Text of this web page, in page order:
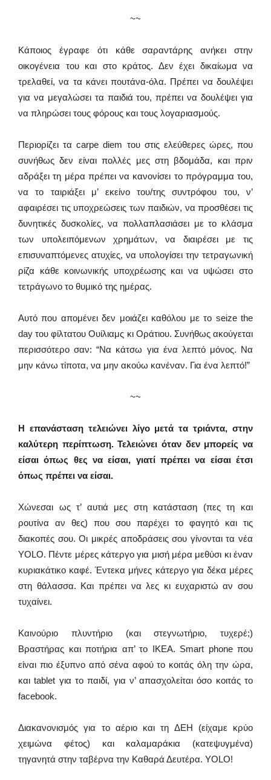
~~
Κάποιος έγραφε ότι κάθε σαραντάρης ανήκει στην
οικογένεια του και στο κράτος. Δεν έχει δικαίωμα να
τρελαθεί, να τα κάνει πουτάνα-όλα. Πρέπει να δουλέψει
για να μεγαλώσει τα παιδιά του, πρέπει να δουλέψει για
να πληρώσει τους φόρους και τους λογαριασμούς.
Περιορίζει τα carpe diem του στις ελεύθερες ώρες, που
συνήθως δεν είναι πολλές μες στη βδομάδα, και πριν
αδράξει τη μέρα πρέπει να κανονίσει το πρόγραμμα του,
να το ταιριάξει μ’ εκείνο του/της συντρόφου του, ν’
αφαιρέσει τις υποχρεώσεις των παιδιών, να προσθέσει τις
δυνητικές δυσκολίες, να πολλαπλασιάσει με το κλάσμα
των υπολειπόμενων χρημάτων, να διαιρέσει με τις
επισυναπτόμενες ατυχίες, να υπολογίσει την τετραγωνική
ρίζα κάθε κοινωνικής υποχρέωσης και να υψώσει στο
τετράγωνο το θυμικό της ημέρας.
Αυτό που απομένει δεν μοιάζει καθόλου με το seize the
day του φίλτατου Ουίλιαμς κι Οράτιου. Συνήθως ακούγεται
περισσότερο σαν: “Να κάτσω για ένα λεπτό μόνος. Να
μην κάνω τίποτα, να μην ακούω κανέναν. Για ένα λεπτό!”
~~
Η επανάσταση τελειώνει λίγο μετά τα τριάντα, στην
καλύτερη περίπτωση. Τελειώνει όταν δεν μπορείς να
είσαι όπως θες να είσαι, γιατί πρέπει να είσαι έτσι
όπως πρέπει να είσαι.
Χώνεσαι ως τ’ αυτιά μες στη κατάσταση (πες τη και
ρουτίνα αν θες) που σου παρέχει το φαγητό και τις
διακοπές σου. Οι μικρές αποδράσεις σου γίνονται τα νέα
YOLO. Πέντε μέρες κάτεργο για μισή μέρα μεθύσι κι έναν
κυριακάτικο καφέ. Έντεκα μήνες κάτεργο για δέκα μέρες
στη θάλασσα. Και πρέπει να λες κι ευχαριστώ αν σου
τυχαίνει.
Καινούριο πλυντήριο (και στεγνωτήριο, τυχερέ;)
Βραστήρας και ποτήρια απ’ το ΙΚΕΑ. Smart phone που
είναι πιο έξυπνο από σένα αφού το κοιτάς όλη την ώρα,
και tablet για το παιδί, για ν’ απασχολείται όσο κοιτάς το
facebook.
Διακανονισμός για το αέριο και τη ΔΕΗ (είχαμε κρύο
χειμώνα φέτος) και καλαμαράκια (κατεψυγμένα)
τηγανητά στην ταβέρνα την Καθαρά Δευτέρα. YOLO!